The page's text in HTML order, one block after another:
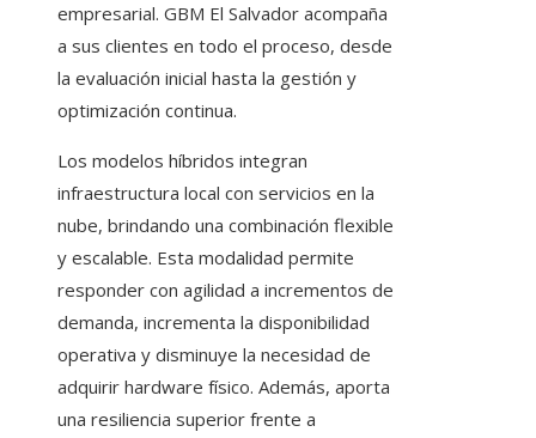
empresarial. GBM El Salvador acompaña
a sus clientes en todo el proceso, desde
la evaluación inicial hasta la gestión y
optimización continua.
Los modelos híbridos integran
infraestructura local con servicios en la
nube, brindando una combinación flexible
y escalable. Esta modalidad permite
responder con agilidad a incrementos de
demanda, incrementa la disponibilidad
operativa y disminuye la necesidad de
adquirir hardware físico. Además, aporta
una resiliencia superior frente a